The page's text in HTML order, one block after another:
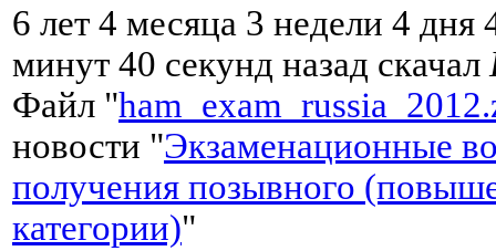
6 лет 4 месяца 3 недели 4 дня
минут 40 секунд назад скачал
Файл "
новости "Экзаменационные
получения позывного
категории)"